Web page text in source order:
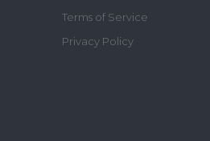
Terms of Service
Privacy Policy